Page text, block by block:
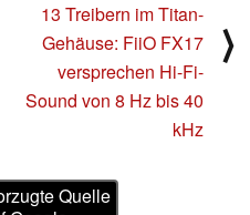
13 Treibern im Titan-
Gehäuse: FiiO FX17
versprechen Hi-Fi-
Sound von 8 Hz bis 40
kHz
⟩
Quelle